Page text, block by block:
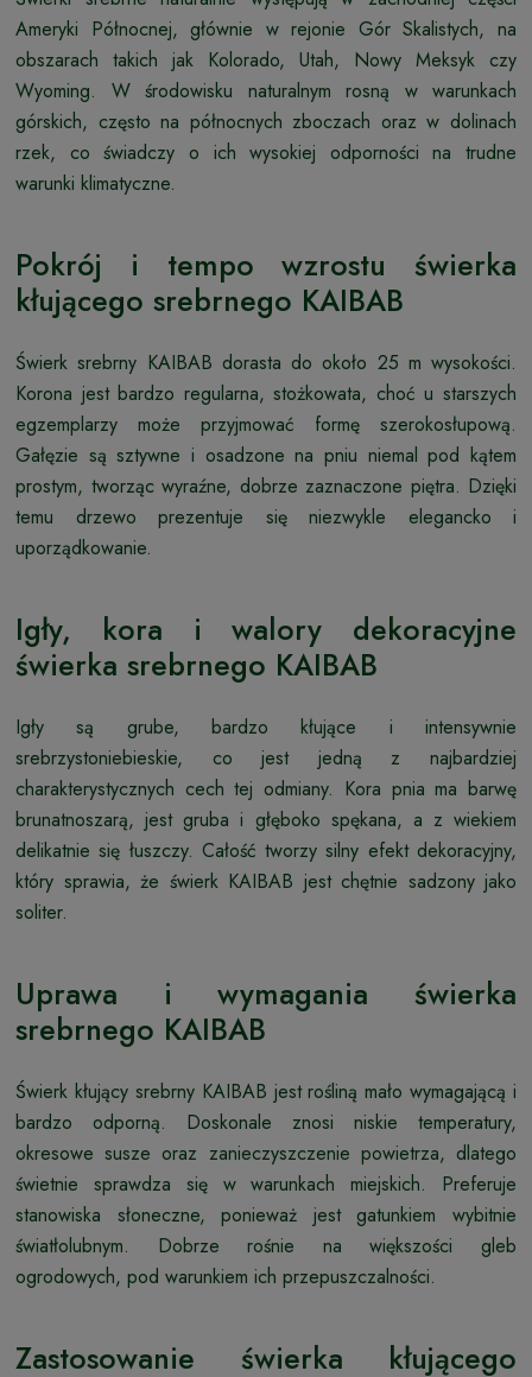
Ameryki Północnej, głównie w rejonie Gór Skalistych, na
obszarach takich jak Kolorado, Utah, Nowy Meksyk czy
Wyoming. W środowisku naturalnym rosną w warunkach
górskich, często na północnych zboczach oraz w dolinach
rzek, co świadczy o ich wysokiej odporności na trudne
warunki klimatyczne.
Pokrój i tempo wzrostu świerka
kłującego srebrnego KAIBAB
Świerk srebrny KAIBAB dorasta do około 25 m wysokości.
Korona jest bardzo regularna, stożkowata, choć u starszych
egzemplarzy może przyjmować formę szerokosłupową.
Gałęzie są sztywne i osadzone na pniu niemal pod kątem
prostym, tworząc wyraźne, dobrze zaznaczone piętra. Dzięki
temu drzewo prezentuje się niezwykle elegancko i
uporządkowanie.
Igły, kora i walory dekoracyjne
świerka srebrnego KAIBAB
Igły są grube, bardzo kłujące i intensywnie
srebrzystoniebieskie, co jest jedną z najbardziej
charakterystycznych cech tej odmiany. Kora pnia ma barwę
brunatnoszarą, jest gruba i głęboko spękana, a z wiekiem
delikatnie się łuszczy. Całość tworzy silny efekt dekoracyjny,
który sprawia, że świerk KAIBAB jest chętnie sadzony jako
soliter.
Uprawa i wymagania świerka
srebrnego KAIBAB
Świerk kłujący srebrny KAIBAB jest rośliną mało wymagającą i
bardzo odporną. Doskonale znosi niskie temperatury,
okresowe susze oraz zanieczyszczenie powietrza, dlatego
świetnie sprawdza się w warunkach miejskich. Preferuje
stanowiska słoneczne, ponieważ jest gatunkiem wybitnie
światłolubnym. Dobrze rośnie na większości gleb
ogrodowych, pod warunkiem ich przepuszczalności.
Zastosowanie świerka kłującego